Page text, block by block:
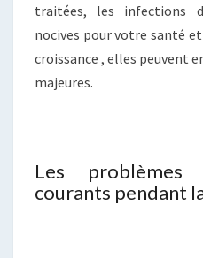
traitées, les infections
nocives pour votre santé
croissance , elles peuvent
majeures.
Les problèmes
courants pendant